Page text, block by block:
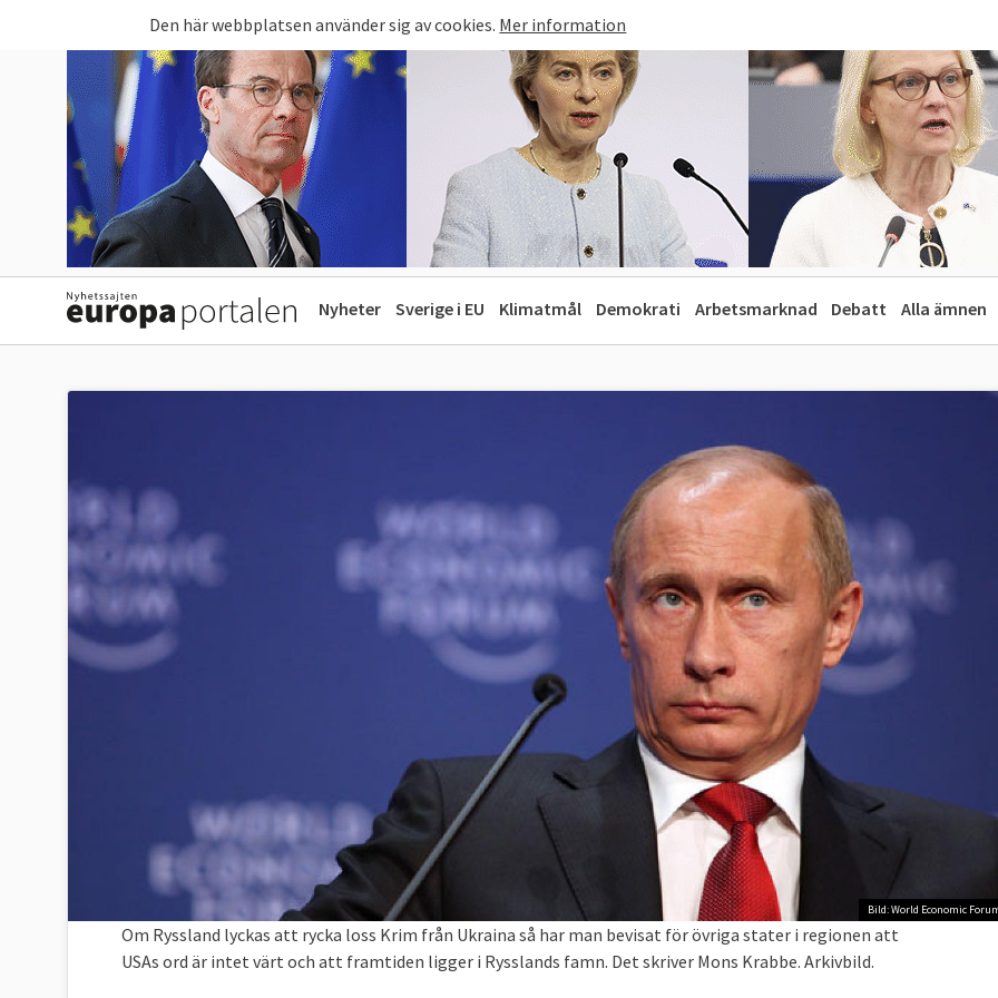
Den här webbplatsen använder sig av cookies. Mer information
Nyheter Sverige i EU Klimatmål Demokrati Arbetsmarknad Debatt Alla ämnen
Bild: World Economic
Om Ryssland lyckas att rycka loss Krim från Ukraina så har man bevisat för övriga stater i regionen att
USAs ord är intet värt och att framtiden ligger i Rysslands famn. Det skriver Mons Krabbe. Arkivbild.